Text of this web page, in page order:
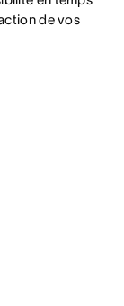
de vos